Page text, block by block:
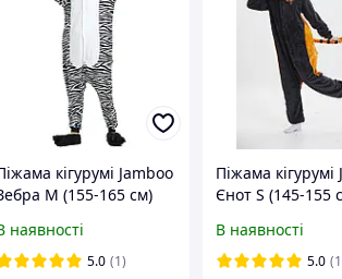
кігурумі Jamboo
M (155-165 см)
наявності
5.0 (1)
Піжама кігурумі
Єнот S (145-155
В наявності
5.0